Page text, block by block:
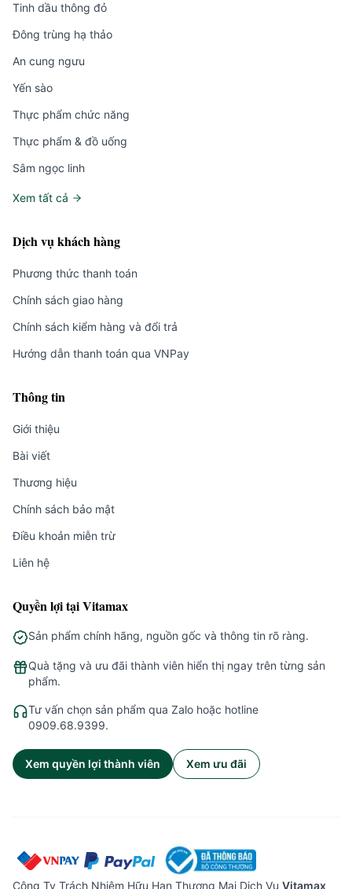
Tinh dầu thông đỏ
Đông trùng hạ thảo
An cung ngưu
Yến sào
Thực phẩm chức năng
Thực phẩm & đồ uống
Sâm ngọc linh
Xem tất cả
Dịch vụ khách hàng
Phương thức thanh toán
Chính sách giao hàng
Chính sách kiểm hàng và đổi trả
Hướng dẫn thanh toán qua VNPay
Thông tin
Giới thiệu
Bài viết
Thương hiệu
Chính sách bảo mật
Điều khoản miễn trừ
Liên hệ
Quyền lợi tại Vitamax
Sản phẩm chính hãng, nguồn gốc và thông tin rõ ràng.
Quà tặng và ưu đãi thành viên hiển thị ngay trên từng sản
phẩm.
Tư vấn chọn sản phẩm qua Zalo hoặc hotline
0909.68.9399.
Xem quyền lợi thành viên Xem ưu đãi
Công Ty Trách Nhiệm Hữu Hạn Thương Mại Dịch Vụ Vitamax